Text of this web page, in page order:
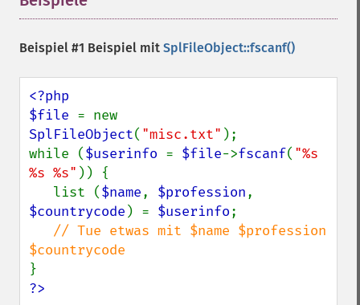
Beispiel #1 Beispiel mit SplFileObject::fscanf()
<?php
$file
SplFileObject( "misc.txt" );
while ($userinfo = $file->fscanf( "%s
%s %s" )) {
   list (
$name, $profession
$countrycode ) = $userinfo;
// Tue etwas mit $name $profession
?>